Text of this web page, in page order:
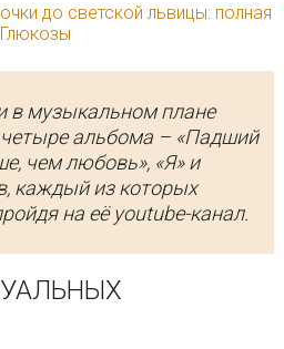
до светской львицы: полная
в музыкальном плане
альбома – «Падший
чем любовь», «Я» и
каждый из которых
на её youtube-канал.